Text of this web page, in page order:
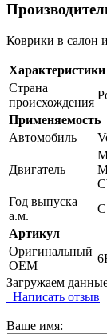
Коврики в салон
Характеристики
Страна
происхождения
Применяемость
Автомобиль
Двигатель
Год выпуска
а.м.
С
Артикул
Оригинальный
OEM
Загружаем
Написать отзыв
Ваше имя: